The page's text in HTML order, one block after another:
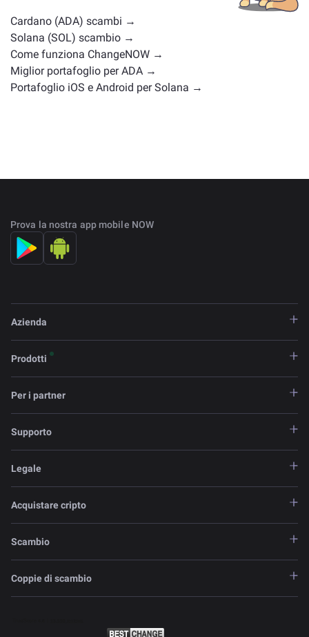
scambio.
Cardano (ADA) scambi →
Solana (SOL) scambio →
Come funziona ChangeNOW →
Miglior portafoglio per ADA →
Portafoglio iOS e Android per Solana →
Prova la nostra app mobile NOW
Azienda
Prodotti
Per i partner
Supporto
Legale
Acquistare cripto
Scambio
Coppie di scambio